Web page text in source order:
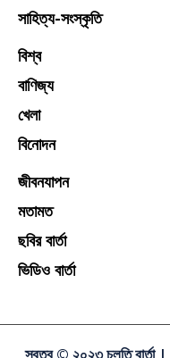
সাহিত্য-সংস্কৃতি
বিশ্ব
বাণিজ্য
খেলা
বিনোদন
জীবনযাপন
মতামত
ছবির বার্তা
ভিডিও বার্তা
স্বত্ব © ২০২৩ চলতি বার্তা |